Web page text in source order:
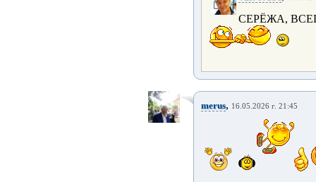
СЕРЁЖА,
merus, 16.05.2026 г. 21:45